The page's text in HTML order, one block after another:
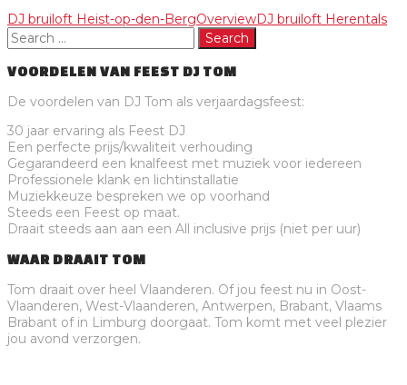
DJ bruiloft Heist-op-den-BergOverviewDJ bruiloft Herentals
VOORDELEN VAN FEEST DJ TOM
De voordelen van DJ Tom als verjaardagsfeest:
30 jaar ervaring als Feest DJ
Een perfecte prijs/kwaliteit verhouding
Gegarandeerd een knalfeest met muziek voor iedereen
Professionele klank en lichtinstallatie
Muziekkeuze bespreken we op voorhand
Steeds een Feest op maat.
Draait steeds aan aan een All inclusive prijs (niet per uur)
WAAR DRAAIT TOM
Tom draait over heel Vlaanderen. Of jou feest nu in Oost-
Vlaanderen, West-Vlaanderen, Antwerpen, Brabant, Vlaams
Brabant of in Limburg doorgaat. Tom komt met veel plezier
jou avond verzorgen.